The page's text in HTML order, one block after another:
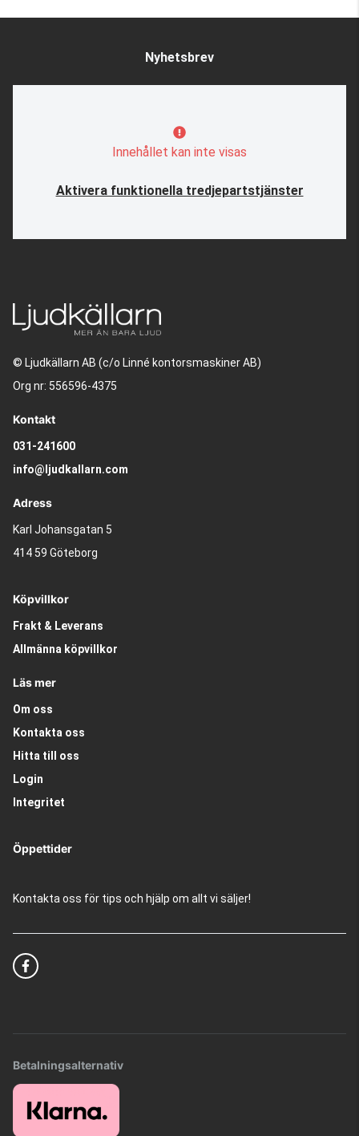
Nyhetsbrev
Innehållet kan inte visas
Aktivera funktionella tredjepartstjänster
© Ljudkällarn AB (c/o Linné kontorsmaskiner AB)
Org nr: 556596-4375
Kontakt
031-241600
info@ljudkallarn.com
Adress
Karl Johansgatan 5
414 59 Göteborg
Köpvillkor
Frakt & Leverans
Allmänna köpvillkor
Läs mer
Om oss
Kontakta oss
Hitta till oss
Login
Integritet
Öppettider
Kontakta oss för tips och hjälp om allt vi säljer!
Betalningsalternativ